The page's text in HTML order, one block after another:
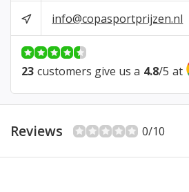
info@copasportprijzen.nl
23 customers give us a 4.8/5 at
Reviews 0/10